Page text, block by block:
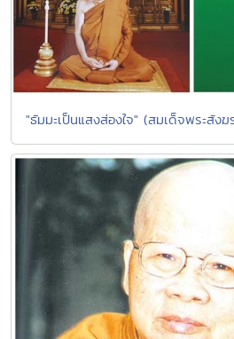
"ธัมมะเป็นแสงส่องใจ" (สมเด็จพระสังฆ